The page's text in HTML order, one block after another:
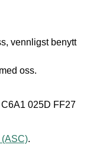
vennligst benytt
oss.
025D FF27
(ASC).